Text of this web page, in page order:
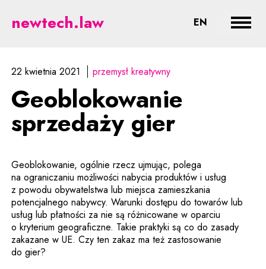
Geoblokowanie sprzedaży gier
newtech.law EN CHANGE
22 kwietnia 2021 przemysł kreatywny
Geoblokowanie
sprzedaży gier
Geoblokowanie, ogólnie rzecz ujmując, polega
na ograniczaniu możliwości nabycia produktów i usług
z powodu obywatelstwa lub miejsca zamieszkania
potencjalnego nabywcy. Warunki dostępu do towarów lub
usług lub płatności za nie są różnicowane w oparciu
o kryterium geograficzne. Takie praktyki są co do zasady
zakazane w UE. Czy ten zakaz ma też zastosowanie
do gier?